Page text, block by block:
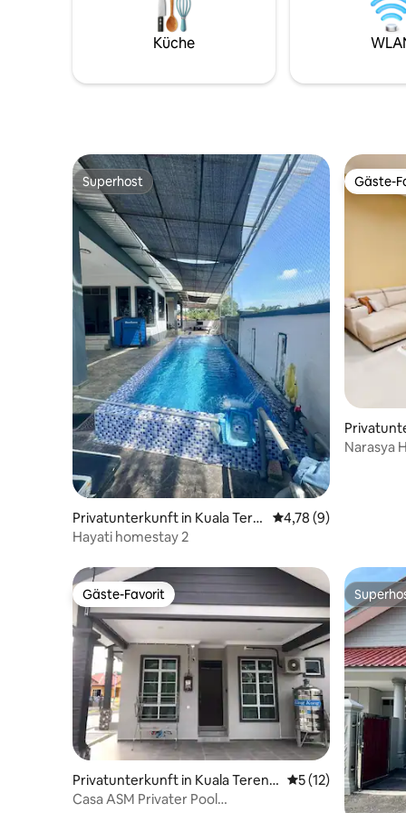
Einheimischer genießen, da dieser Ort dir
auch eine Vielzahl von Cafés,
Geschäften und Restaurants in der Nähe
Küche
Superhost
Superhost
Privatunterkunft in Kuala Tere
ngganu
Durchschnittliche
4,78 (9)
Hayati homestay 2
Gäste-
Gäste-
Narasya
Gäste-Favorit
Gäste-Favorit
Privatunterkunft in Kuala Tereng
ganu
Durchschnittliche
5 (12)
Casa ASM Privater Pool